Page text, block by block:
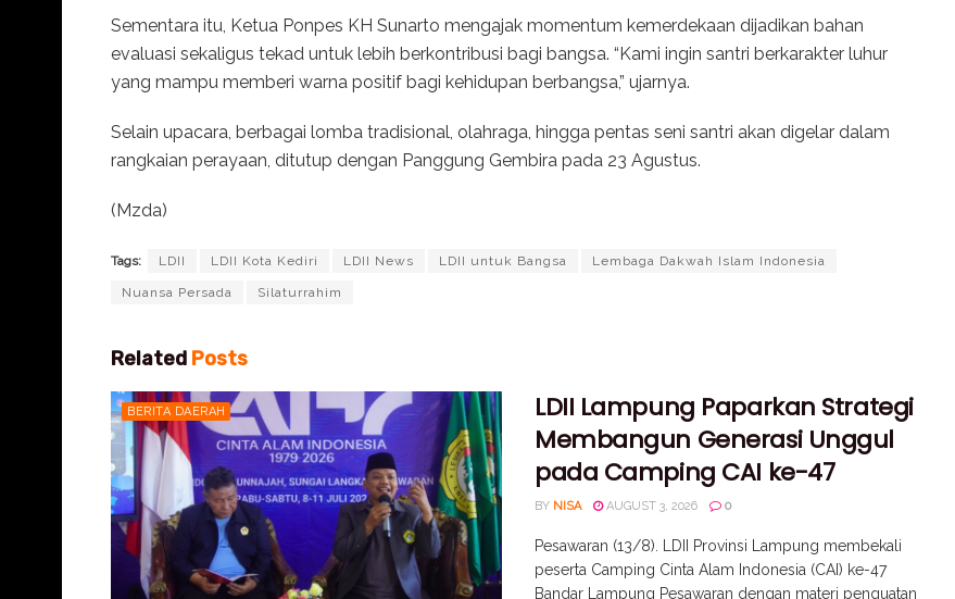
Sementara itu, Ketua Ponpes KH Sunarto mengajak momentum kemerdekaan dijadikan bahan
evaluasi sekaligus tekad untuk lebih berkontribusi bagi bangsa. “Kami ingin santri berkarakter luhur
yang mampu memberi warna positif bagi kehidupan berbangsa,” ujarnya.
Selain upacara, berbagai lomba tradisional, olahraga, hingga pentas seni santri akan digelar dalam
rangkaian perayaan, ditutup dengan Panggung Gembira pada 23 Agustus.
(Mzda)
Tags: LDII LDII Kota Kediri LDII News LDII untuk Bangsa Lembaga Dakwah Islam Indonesia
Nuansa Persada Silaturrahim
Related Posts
BERITA DAERAH
LDII Lampung Paparkan Strategi
Membangun Generasi Unggul
pada Camping CAI ke-47
BY NISA AUGUST 3, 2026 0
Pesawaran (13/8). LDII Provinsi Lampung membekali
peserta Camping Cinta Alam Indonesia (CAI) ke-47
Bandar Lampung Pesawaran dengan materi penguatan